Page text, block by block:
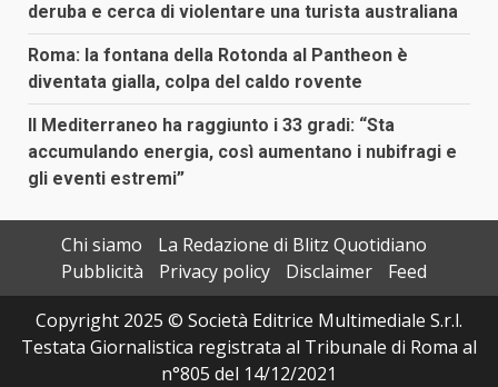
deruba e cerca di violentare una turista australiana
Roma: la fontana della Rotonda al Pantheon è
diventata gialla, colpa del caldo rovente
Il Mediterraneo ha raggiunto i 33 gradi: “Sta
accumulando energia, così aumentano i nubifragi e
gli eventi estremi”
Chi siamo
La Redazione di Blitz Quotidiano
Pubblicità
Privacy policy Disclaimer
Feed
Copyright 2025 © Società Editrice Multimediale S.r.l.
Testata Giornalistica registrata al Tribunale di Roma al
n°805 del 14/12/2021